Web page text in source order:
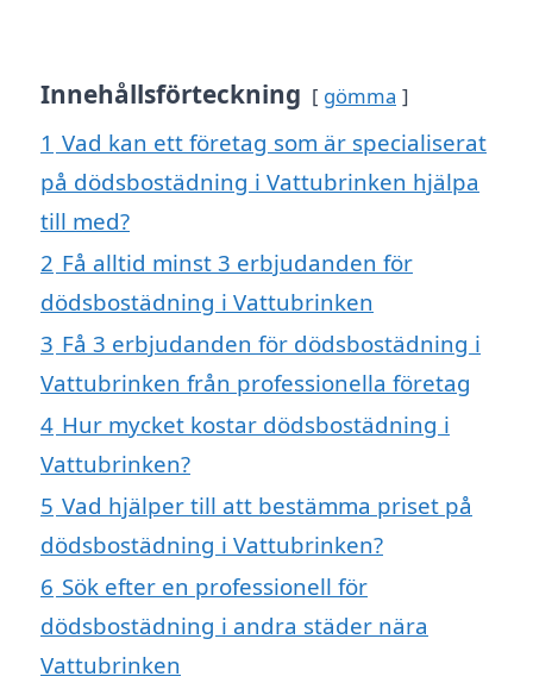
Innehållsförteckning gömma
1 Vad kan ett företag som är specialiserat
på dödsbostädning i Vattubrinken hjälpa
till med?
2 Få alltid minst 3 erbjudanden för
dödsbostädning i Vattubrinken
3 Få 3 erbjudanden för dödsbostädning i
Vattubrinken från professionella företag
4 Hur mycket kostar dödsbostädning i
Vattubrinken?
5 Vad hjälper till att bestämma priset på
dödsbostädning i Vattubrinken?
6 Sök efter en professionell för
dödsbostädning i andra städer nära
Vattubrinken